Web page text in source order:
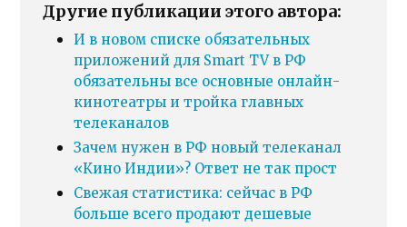
Другие публикации этого автора:
И в новом списке обязательных
приложений для Smart TV в РФ
обязательны все основные онлайн-
кинотеатры и тройка главных
телеканалов
Зачем нужен в РФ новый телеканал
«Кино Индии»? Ответ не так прост
Свежая статистика: сейчас в РФ
больше всего продают дешевые